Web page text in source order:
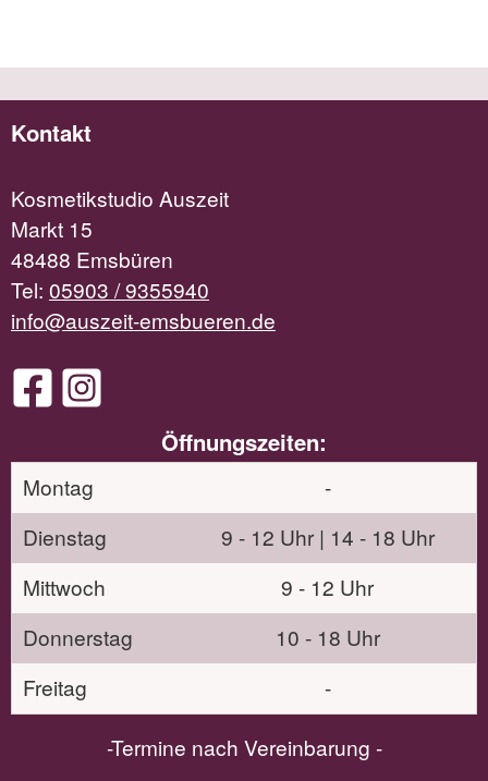
Kontakt
Kosmetikstudio Auszeit
Markt 15
48488 Emsbüren
Tel: 05903 / 9355940
info@auszeit-emsbueren.de
Öffnungszeiten:
Montag
-
Dienstag
9 - 12 Uhr | 14 - 18 Uhr
Mittwoch
9 - 12 Uhr
Donnerstag
10 - 18 Uhr
Freitag
-
-Termine nach Vereinbarung -